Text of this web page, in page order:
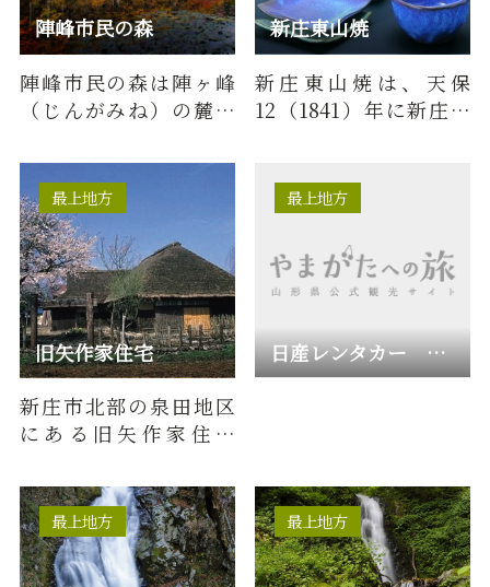
陣峰市民の森
陣峰市民の森は陣ヶ峰
（じんがみね）の麓に
す。広さは約50ヘクタ
ール。陣…
新庄東山焼
新庄東山焼は、天保
12（1841）年に新庄藩
へい）によ…
旧矢作家住宅
最上地方
新庄市北部の泉田地区
にある旧矢作家住宅
宅の構造が見られる貴
重な建造物…
日産レンタカー 新庄営業所
最上地方
最上地方 最上地方